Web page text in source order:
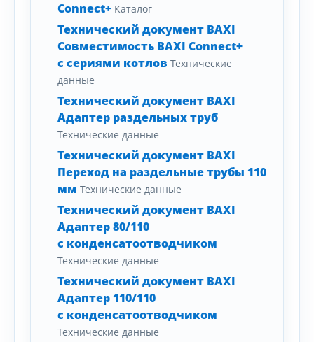
Connect+ Каталог
Технический документ BAXI
Совместимость BAXI Connect+
с сериями котлов Технические
данные
Технический документ BAXI
Адаптер раздельных труб
Технические данные
Технический документ BAXI
Переход на раздельные трубы 110
мм Технические данные
Технический документ BAXI
Адаптер 80/110
с конденсатоотводчиком
Технические данные
Технический документ BAXI
Адаптер 110/110
с конденсатоотводчиком
Технические данные